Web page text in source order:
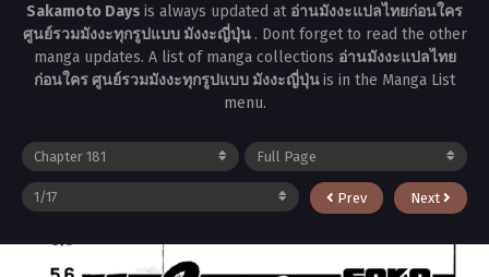
Sakamoto Days is always updated at อ่านมังงะแปลไทยก่อนใคร
ศูนย์รวมมังงะทุกรูปแบบ มังงะญี่ปุ่น . Dont forget to read the other
manga updates. A list of manga collections อ่านมังงะแปลไทย
ก่อนใคร ศูนย์รวมมังงะทุกรูปแบบ มังงะญี่ปุ่นis in the Manga List
menu.
Prev Next